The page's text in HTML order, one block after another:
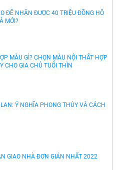
ĐỂ NHẬN ĐƯỢC 40 TRIỆU ĐỒNG HỖ
MỚI?
MÀU GÌ? CHỌN MÀU NỘI THẤT HỢP
CHO GIA CHỦ TUỔI THÌN
Ý NGHĨA PHONG THỦY VÀ CÁCH
GIAO NHÀ ĐƠN GIẢN NHẤT 2022